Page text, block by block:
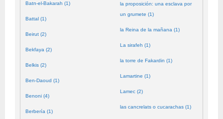
Batn-el-Bakarah (1)
Battal (1)
Beirut (2)
Bekfaya (2)
Belkis (2)
Ben-Daoud (1)
Benoni (4)
Berbería (1)
la proposición: una esclava por
un grumete (1)
la Reina de la mañana (1)
La sirafeh (1)
la torre de Fakardin (1)
Lamartine (1)
Lamec (2)
las cancrelats o cucarachas (1)